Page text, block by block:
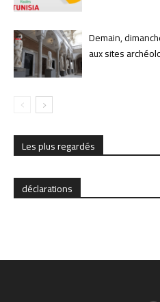
Demain,
aux sites
Les plus regardés
déclarations